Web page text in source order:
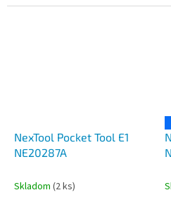
NexTool Pocket Tool E1
NE20287A
Skladom (2 ks)